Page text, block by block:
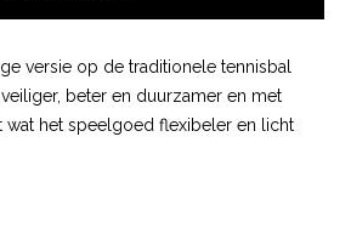
versie op de traditionele tennisbal
beter en duurzamer en met
wat het speelgoed flexibeler en licht